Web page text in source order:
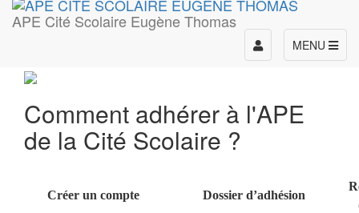
APE Cité Scolaire Eugène Thomas
MENU
Toggle
navigation
Comment adhérer à l'APE
de la Cité Scolaire ?
Créer un compte Dossier d’adhésion